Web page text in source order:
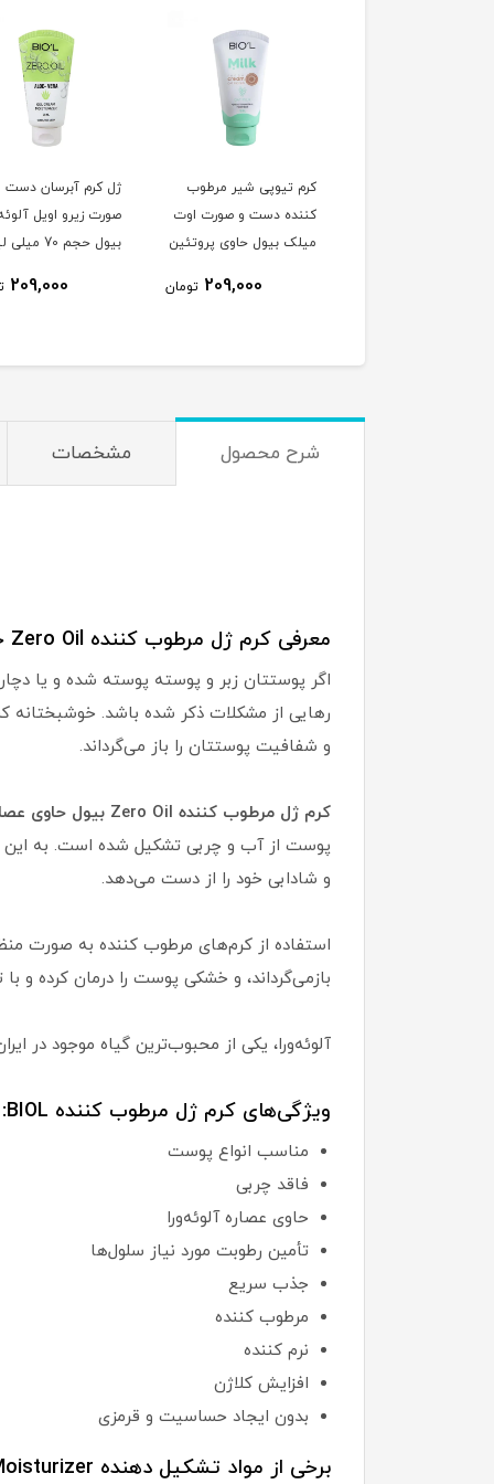
کرم تیوپی شیر مرطوب
کننده دست و صورت اوت
میلک بیول حاوی پروتئین
209,000 تومان
ژل کرم آبرسان دست
صورت زیرو اویل
بیول حجم 70 میلی لیتر
209,000
شرح محصول مشخصات
معرفی کرم ژل مرطوب کننده Zero Oil حاوی عصاره آلوئه‌ورا BIO'L:
اگر پوستتان زبر و پوسته پوسته شده و یا
و شفافیت پوستتان را باز می‌گرداند.
کرم ژل مرطوب کننده Zero Oil بیول حاوی عصاره آلوئه‌ورا
پوست از آب و چربی تشکیل شده است. به این
و شادابی خود را از دست می‌دهد.
استفاده از کرم‌های مرطوب کننده به صورت
بازمی‌گرداند، و خشکی پوست را درمان کرده و
آلوئه‌ورا، یکی از محبوب‌ترین گیاه موجود در
ویژگی‌های کرم ژل مرطوب کننده BIOL:
مناسب انواع پوست
فاقد چربی
حاوی عصاره آلوئه‌ورا
تأمین رطوبت مورد نیاز سلول‌ها
جذب سریع
مرطوب کننده
نرم کننده
افزایش کلاژن
بدون ایجاد حساسیت و قرمزی
برخی از مواد تشکیل دهنده Gel Cream Moisturizer بیول: